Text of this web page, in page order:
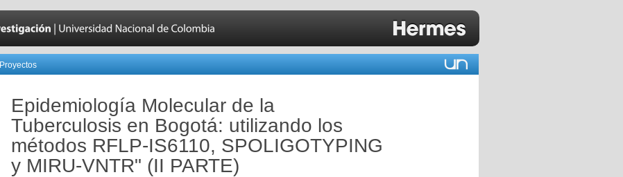
Proyectos
Epidemiología Molecular de la
Tuberculosis en Bogotá: utilizando los
métodos RFLP-IS6110, SPOLIGOTYPING
y MIRU-VNTR" (II PARTE)